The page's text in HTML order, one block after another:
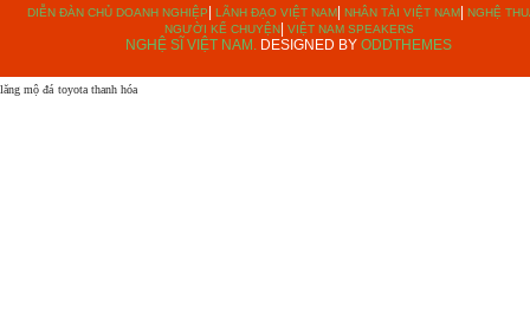
DIỄN ĐÀN CHỦ DOANH NGHIỆP| LÃNH ĐẠO VIỆT NAM| NHÂN TÀI VIỆT NAM| NGHỆ
NGƯỜI KỂ CHUYỆN| VIỆT NAM SPEAKERS
NGHỆ SĨ VIỆT NAM. DESIGNED BY ODDTHEMES
lăng mộ đá toyota thanh hóa